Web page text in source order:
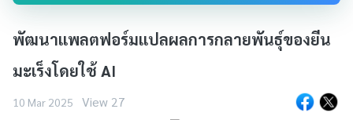
พัฒนาแพลตฟอร์มแปลผลการกลายพันธุ์ของยีน
มะเร็งโดยใช้ AI
10 Mar 2025 View 27